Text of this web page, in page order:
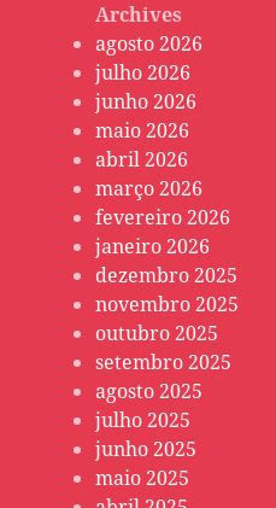
Archives
agosto 2026
julho 2026
junho 2026
maio 2026
abril 2026
março 2026
fevereiro 2026
janeiro 2026
dezembro 2025
novembro 2025
outubro 2025
setembro 2025
agosto 2025
julho 2025
junho 2025
maio 2025